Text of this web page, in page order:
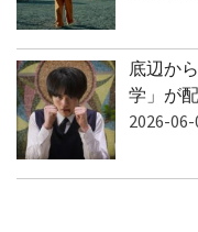
底辺か
学」が
2026-06-